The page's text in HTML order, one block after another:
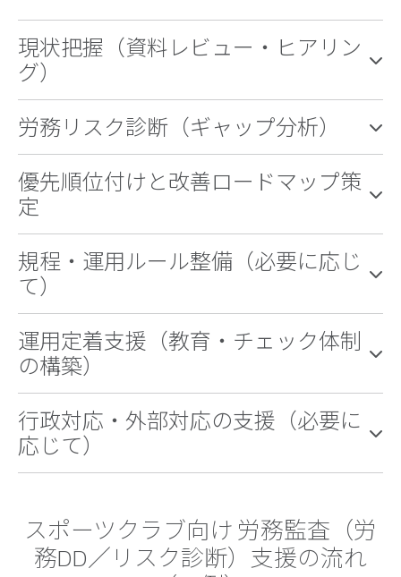
現状把握（資料レビュー・ヒアリン
グ）
労務リスク診断（ギャップ分析）
優先順位付けと改善ロードマップ策
定
規程・運用ルール整備（必要に応じ
て）
運用定着支援（教育・チェック体制
の構築）
行政対応・外部対応の支援（必要に
応じて）
スポーツクラブ向け 労務監査（労
務DD／リスク診断）支援の流れ